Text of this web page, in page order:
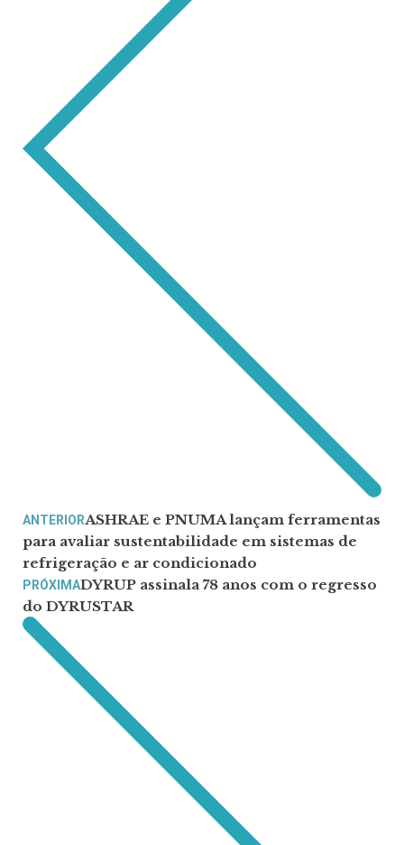
ANTERIORASHRAE e PNUMA lançam ferramentas
para avaliar sustentabilidade em sistemas de
refrigeração e ar condicionado
PRÓXIMADYRUP assinala 78 anos com o regresso
do DYRUSTAR